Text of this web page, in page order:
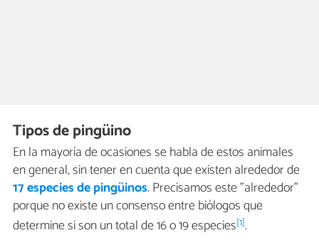
Tipos de pingüino
En la mayoría de ocasiones se habla de estos animales
en general, sin tener en cuenta que existen alrededor de
17 especies de pingüinos. Precisamos este "alrededor"
porque no existe un consenso entre biólogos que
determine si son un total de 16 o 19 especies[1].